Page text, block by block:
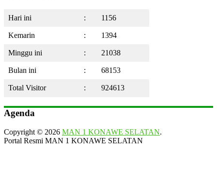
Hari ini : 1156
Kemarin : 1394
Minggu ini : 21038
Bulan ini : 68153
Total Visitor : 924613
Agenda
Copyright © 2026 MAN 1 KONAWE SELATAN.
Portal Resmi MAN 1 KONAWE SELATAN